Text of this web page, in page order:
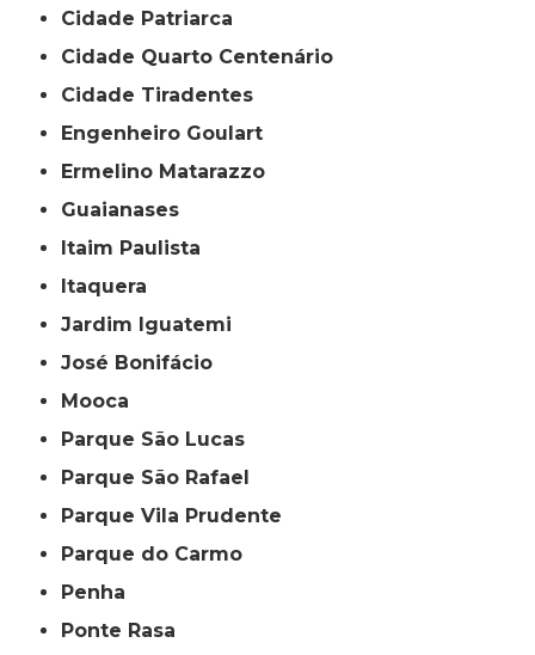
Cidade Patriarca
Cidade Quarto Centenário
Cidade Tiradentes
Engenheiro Goulart
Ermelino Matarazzo
Guaianases
Itaim Paulista
Itaquera
Jardim Iguatemi
José Bonifácio
Mooca
Parque São Lucas
Parque São Rafael
Parque Vila Prudente
Parque do Carmo
Penha
Ponte Rasa